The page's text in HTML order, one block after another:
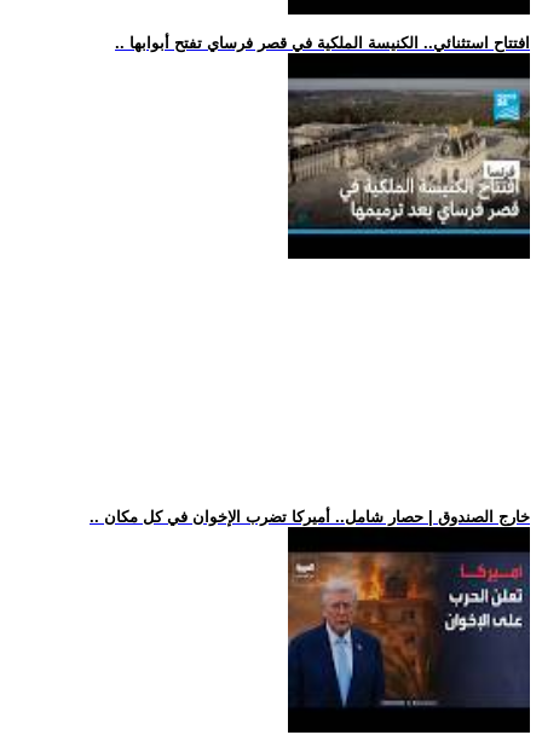
.. افتتاح استثنائي.. الكنيسة الملكية في قصر فرساي تفتح أبوابها
.. خارج الصندوق | حصار شامل.. أميركا تضرب الإخوان في كل مكان